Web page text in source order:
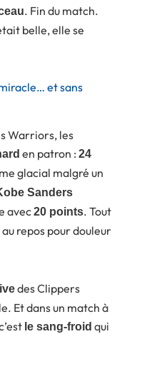
. Fin du match.
belle, elle se
et sans
Warriors, les
en patron : 24
glacial malgré un
Sanders
avec20 points. Tout
au repos pour douleur
des Clippers
Et dans un match à
le sang-froid qui